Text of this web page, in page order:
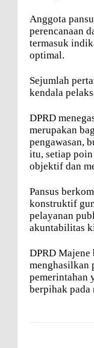
Anggota
perencanaan
termasuk
optimal.
Sejumlah
kendala
DPRD
merupakan
pengawasan,
itu, setiap
objektif dan
Pansus
konstruktif
pelayanan
akuntabilitas
DPRD
menghasilkan
pemerintahan
berpihak pada